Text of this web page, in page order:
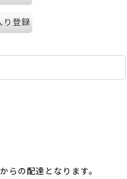
り登録
らの配達となります。